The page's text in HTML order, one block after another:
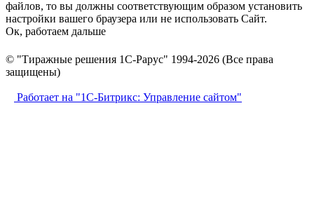
файлов, то вы должны соответствующим образом установить
настройки вашего браузера или не использовать Сайт.
Ок, работаем дальше
© "Тиражные решения 1С-Рарус" 1994-2026 (Все права
защищены)
Работает на "1С-Битрикс: Управление сайтом"